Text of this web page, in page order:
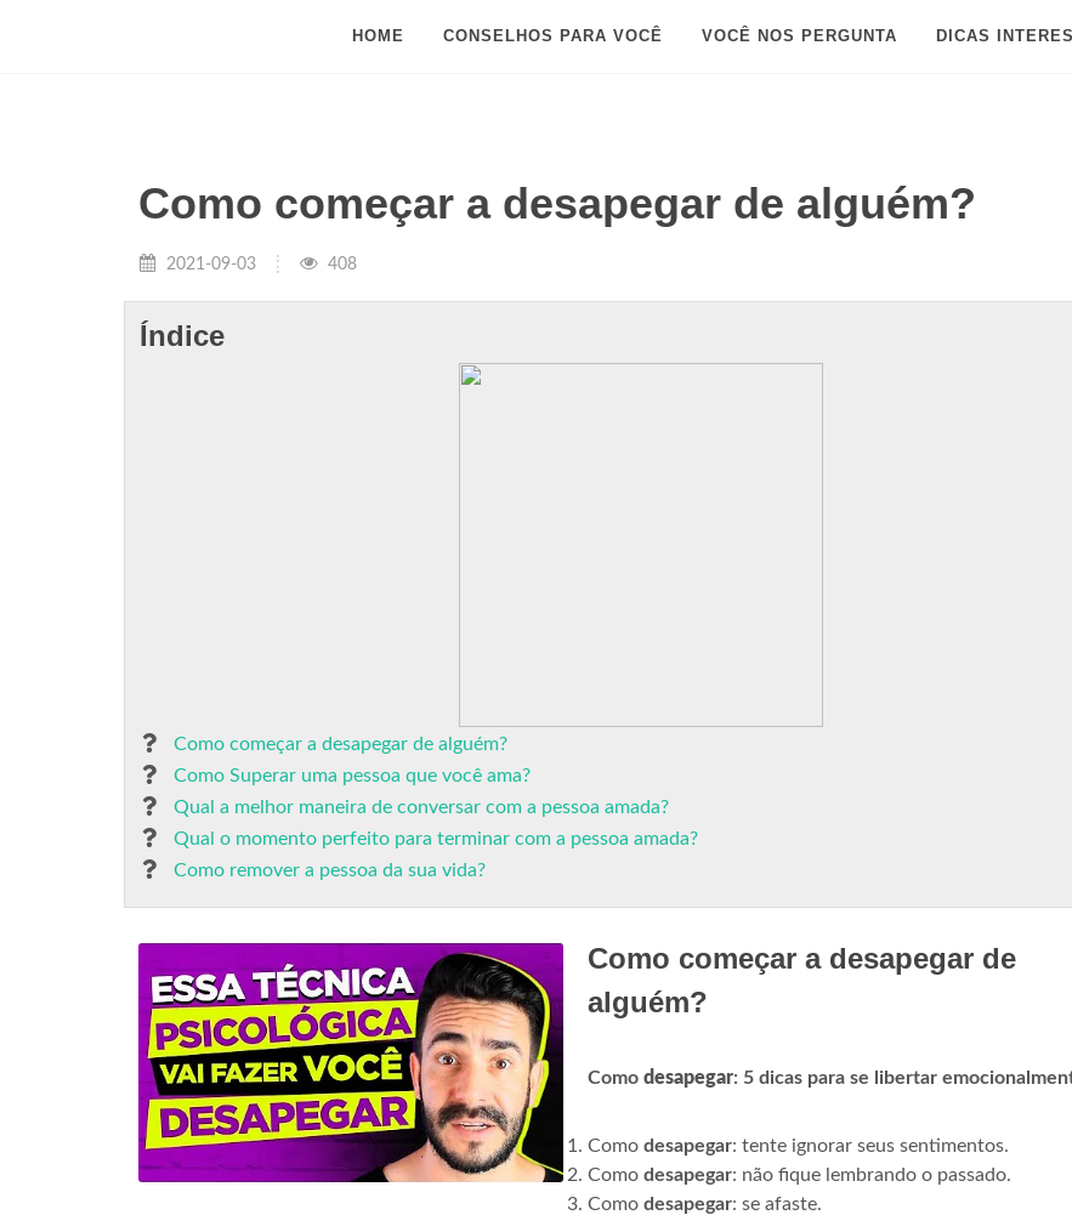
HOME CONSELHOS PARA VOCÊ VOCÊ NOS PERGUNTA DICAS
Como começar a desapegar de alguém?
2021-09-03 408
Índice
Como começar a desapegar de alguém?
Como Superar uma pessoa que você ama?
Qual a melhor maneira de conversar com a pessoa amada?
Qual o momento perfeito para terminar com a pessoa amada?
Como remover a pessoa da sua vida?
Como começar a desapegar de
alguém?
Como desapegar: 5 dicas para se libertar
Como desapegar: tente ignorar seus sentimentos.
Como desapegar: não fique lembrando o passado.
Como desapegar: se afaste.